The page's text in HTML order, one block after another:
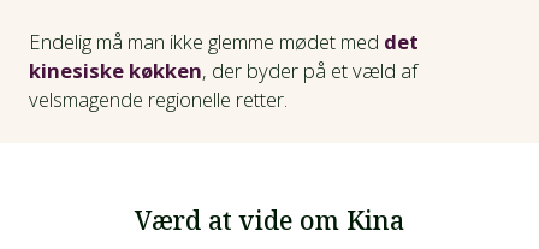
Endelig må man ikke glemme mødet med det
kinesiske køkken, der byder på et væld af
velsmagende regionelle retter.
Værd at vide om Kina